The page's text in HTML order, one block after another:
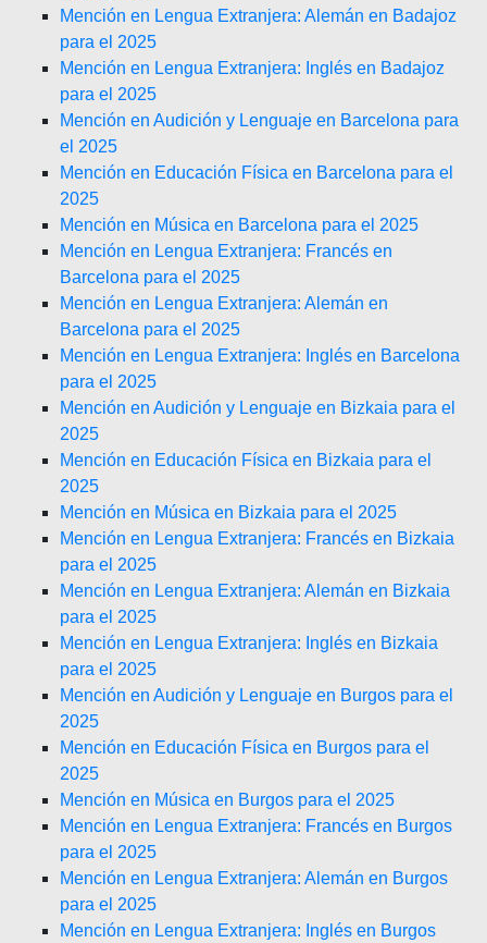
Mención en Lengua Extranjera: Alemán en Badajoz
para el 2025
Mención en Lengua Extranjera: Inglés en Badajoz
para el 2025
Mención en Audición y Lenguaje en Barcelona para
el 2025
Mención en Educación Física en Barcelona para el
2025
Mención en Música en Barcelona para el 2025
Mención en Lengua Extranjera: Francés en
Barcelona para el 2025
Mención en Lengua Extranjera: Alemán en
Barcelona para el 2025
Mención en Lengua Extranjera: Inglés en Barcelona
para el 2025
Mención en Audición y Lenguaje en Bizkaia para el
2025
Mención en Educación Física en Bizkaia para el
2025
Mención en Música en Bizkaia para el 2025
Mención en Lengua Extranjera: Francés en Bizkaia
para el 2025
Mención en Lengua Extranjera: Alemán en Bizkaia
para el 2025
Mención en Lengua Extranjera: Inglés en Bizkaia
para el 2025
Mención en Audición y Lenguaje en Burgos para el
2025
Mención en Educación Física en Burgos para el
2025
Mención en Música en Burgos para el 2025
Mención en Lengua Extranjera: Francés en Burgos
para el 2025
Mención en Lengua Extranjera: Alemán en Burgos
para el 2025
Mención en Lengua Extranjera: Inglés en Burgos